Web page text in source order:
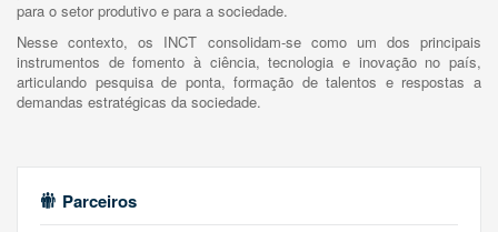
para o setor produtivo e para a sociedade.
Nesse contexto, os INCT consolidam-se como um dos principais
instrumentos de fomento à ciência, tecnologia e inovação no país,
articulando pesquisa de ponta, formação de talentos e respostas a
demandas estratégicas da sociedade.
Parceiros